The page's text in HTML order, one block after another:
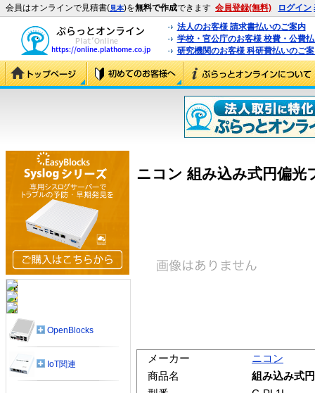
会員はオンラインで見積書(見本)を無料で作成できます 会員登録(無料) ログイン
法人のお客様 請求書払いのご案内
学校・官公庁のお客様 校費・公費
研究機関のお客様 科研費払いのご
ニコン 組み込み式円偏
メーカー
ニコン
商品名
組み込み式
OpenBlocks
IoT関連